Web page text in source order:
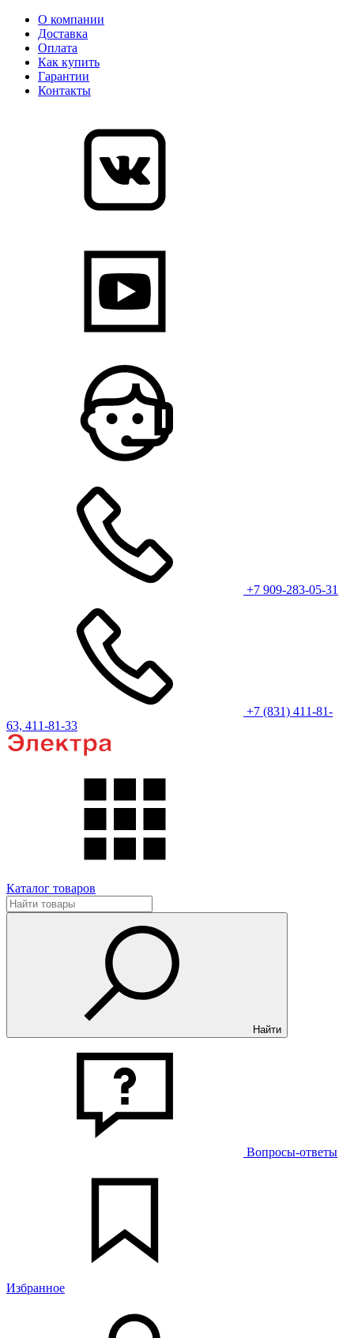
О компании
Доставка
Оплата
Как купить
Гарантии
Контакты
+7 909-283-05-31
+7 (831) 411-81-
63, 411-81-33
Каталог товаров
Найти
Вопросы-ответы
Избранное